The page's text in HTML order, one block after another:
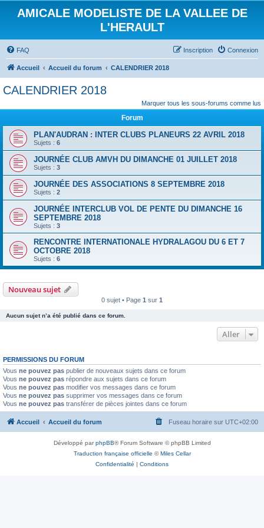
AMICALE MODELISTE DE LA VALLEE DE
L'HERAULT
FAQ Connexion
Inscription
Accueil Accueil du forum CALENDRIER 2018
CALENDRIER 2018
Marquer tous les sous-forums comme lus
Forum
PLAN'AUDRAN : INTER CLUBS PLANEURS 22 AVRIL 2018
Sujets : 6
JOURNÉE CLUB AMVH DU DIMANCHE 01 JUILLET 2018
Sujets : 3
JOURNÉE DES ASSOCIATIONS 8 SEPTEMBRE 2018
Sujets : 2
JOURNÉE INTERCLUB VOL DE PENTE DU DIMANCHE 16
SEPTEMBRE 2018
Sujets : 3
RENCONTRE INTERNATIONALE HYDRALAGOU DU 6 ET 7
OCTOBRE 2018
Sujets : 6
Nouveau sujet
0 sujet • Page 1 sur 1
Aucun sujet n’a été publié dans ce forum.
Aller
PERMISSIONS DU FORUM
Vous ne pouvez pas publier de nouveaux sujets dans ce forum
Vous ne pouvez pas répondre aux sujets dans ce forum
Vous ne pouvez pas modifier vos messages dans ce forum
Vous ne pouvez pas supprimer vos messages dans ce forum
Vous ne pouvez pas transférer de pièces jointes dans ce forum
Accueil Accueil du forum Fuseau horaire sur UTC+02:00
Développé parphpBB® Forum Software © phpBB Limited
Traduction française officielle ©Miles Cellar
Confidentialité | Conditions